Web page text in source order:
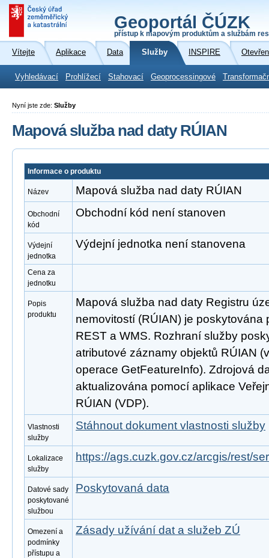
Geoportál ČÚZK
přístup k mapovým produktům a službám
Vítejte Aplikace Data Služby INSPIRE
Vyhledávací Prohlížecí Stahovací Geoprocessingové
Nyní jste zde: Služby
Mapová služba nad daty RÚIAN
Informace o produktu
Název Mapová služba nad daty RÚIAN
Obchodní
kód
Obchodní kód není stanoven
Výdejní
jednotka
Výdejní jednotka není stanovena
Cena za
jednotku
Popis
produktu
Mapová služba nad daty Registru
nemovitostí (RÚIAN) je poskytována
REST a WMS. Rozhraní služby
atributové záznamy objektů RÚIAN
operace GetFeatureInfo). Zdrojová
aktualizována pomocí aplikace
RÚIAN (VDP).
Vlastnosti
služby
Stáhnout dokument vlastnosti služby
Lokalizace
služby
https://ags.cuzk.gov.cz/arcgis/rest/
Datové sady
poskytované
službou
Poskytovaná data
Omezení a
podmínky
přístupu a
Zásady užívání dat a služeb ZÚ